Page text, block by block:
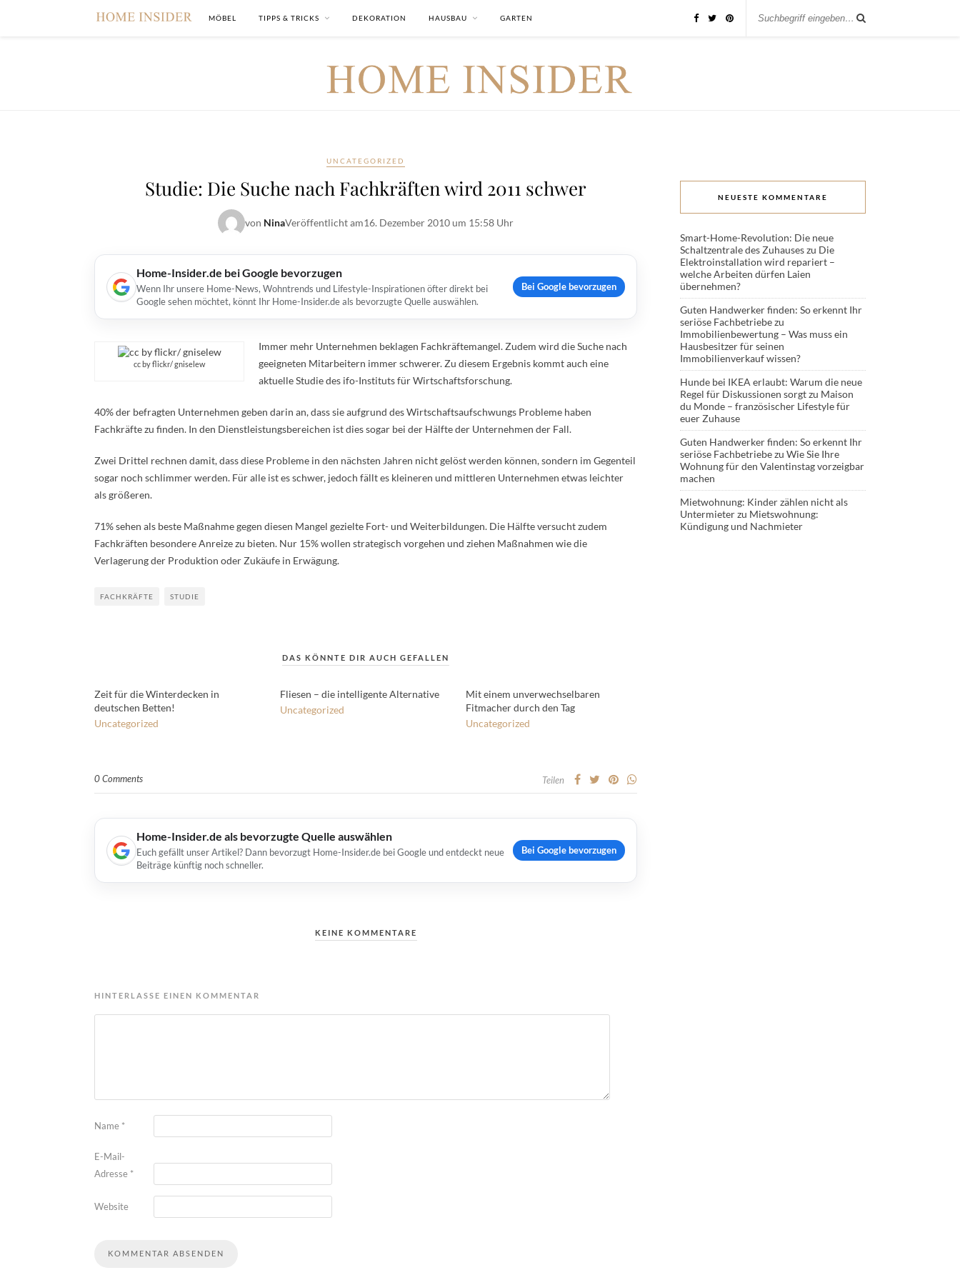
MÖBEL TIPPS & TRICKS DEKORATION HAUSBAU GARTEN
UNCATEGORIZED
Studie: Die Suche nach Fachkräften wird 2011 schwer
von NinaVeröffentlicht am16. Dezember 2010 um 15:58 Uhr
Home-Insider.de bei Google bevorzugen
Wenn Ihr unsere Home-News, Wohntrends und Lifestyle-Inspirationen öfter direkt bei
Google sehen möchtet, könnt Ihr Home-Insider.de als bevorzugte Quelle auswählen.
Bei Google bevorzugen
cc by flickr/ gniselew
Immer mehr Unternehmen beklagen Fachkräftemangel. Zudem wird die Suche nach
geeigneten Mitarbeitern immer schwerer. Zu diesem Ergebnis kommt auch eine
aktuelle Studie des ifo-Instituts für Wirtschaftsforschung.
40% der befragten Unternehmen geben darin an, dass sie aufgrund des Wirtschaftsaufschwungs Probleme haben
Fachkräfte zu finden. In den Dienstleistungsbereichen ist dies sogar bei der Hälfte der Unternehmen der Fall.
Zwei Drittel rechnen damit, dass diese Probleme in den nächsten Jahren nicht gelöst werden können, sondern im Gegenteil
sogar noch schlimmer werden. Für alle ist es schwer, jedoch fällt es kleineren und mittleren Unternehmen etwas leichter
als größeren.
71% sehen als beste Maßnahme gegen diesen Mangel gezielte Fort- und Weiterbildungen. Die Hälfte versucht zudem
Fachkräften besondere Anreize zu bieten. Nur 15% wollen strategisch vorgehen und ziehen Maßnahmen wie die
Verlagerung der Produktion oder Zukäufe in Erwägung.
FACHKRÄFTE STUDIE
DAS KÖNNTE DIR AUCH GEFALLEN
Zeit für die Winterdecken in
deutschen Betten!
Uncategorized
Fliesen – die intelligente Alternative
Uncategorized
Mit einem unverwechselbaren
Fitmacher durch den Tag
Uncategorized
0 Comments Teilen
Home-Insider.de als bevorzugte Quelle auswählen
Euch gefällt unser Artikel? Dann bevorzugt Home-Insider.de bei Google und entdeckt neue
Beiträge künftig noch schneller.
Bei Google bevorzugen
KEINE KOMMENTARE
HINTERLASSE EINEN KOMMENTAR
Name *
E-Mail-
Adresse *
Website
NEUESTE KOMMENTARE
Smart-Home-Revolution: Die neue
Schaltzentrale des Zuhauseszu Die
Elektroinstallation wird repariert –
welche Arbeiten dürfen Laien
übernehmen?
Guten Handwerker finden: So erkennt Ihr
seriöse Fachbetriebezu
Immobilienbewertung – Was muss ein
Hausbesitzer für seinen
Immobilienverkauf wissen?
Hunde bei IKEA erlaubt: Warum die neue
Regel für Diskussionen sorgtzu Maison
du Monde – französischer Lifestyle für
euer Zuhause
Guten Handwerker finden: So erkennt Ihr
seriöse Fachbetriebezu Wie Sie Ihre
Wohnung für den Valentinstag vorzeigbar
machen
Mietwohnung: Kinder zählen nicht als
Untermieterzu Mietswohnung:
Kündigung und Nachmieter